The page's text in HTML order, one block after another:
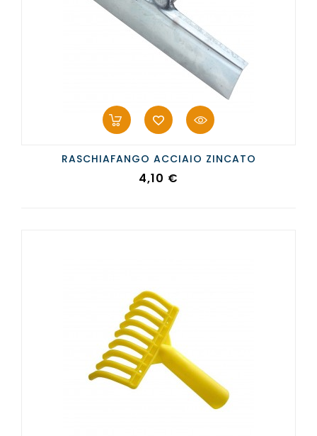
RASCHIAFANGO ACCIAIO ZINCATO
Prezzo
4,10 €